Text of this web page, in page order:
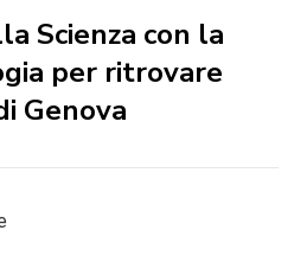
Scienza con la
per ritrovare
Genova